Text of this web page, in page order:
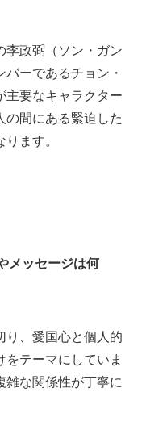
李政弼（ソン・ガン
ーであるチョン・
主要なキャラクター
の間にある緊迫した
ます。
メッセージは何
り、愛国心と個人的
をテーマにしていま
雑な関係性が丁寧に